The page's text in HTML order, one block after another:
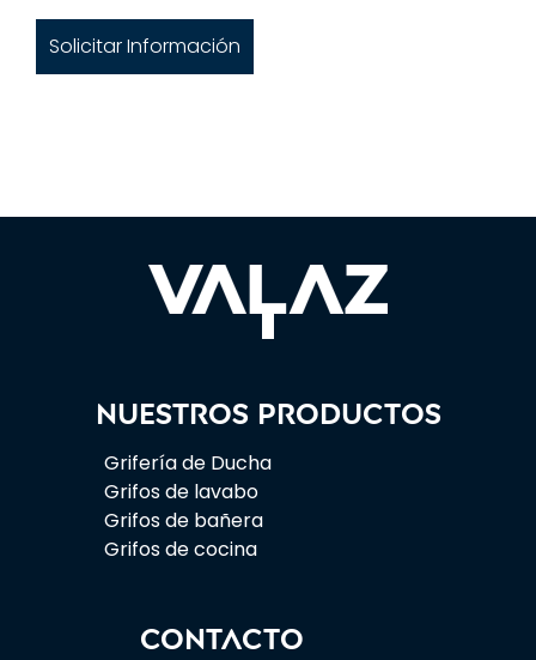
Solicitar Información
Nuestros productos
Grifería de Ducha
Grifos de lavabo
Grifos de bañera
Grifos de cocina
CONTACTO